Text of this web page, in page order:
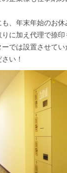
も、年末年始のお
に加え代理で捺
ーでは設置させて
い！